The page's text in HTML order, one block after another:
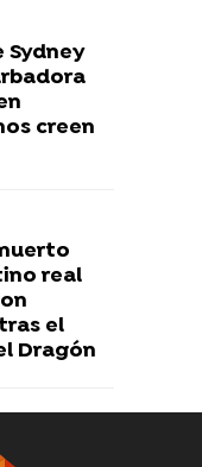
Sydney
creen
real
el
Dragón